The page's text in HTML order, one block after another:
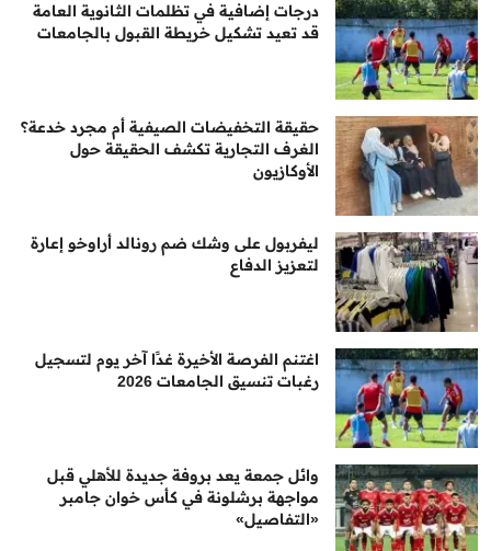
درجات إضافية في تظلمات الثانوية العامة
قد تعيد تشكيل خريطة القبول بالجامعات
حقيقة التخفيضات الصيفية أم مجرد خدعة؟
الغرف التجارية تكشف الحقيقة حول
الأوكازيون
ليفربول على وشك ضم رونالد أراوخو إعارة
لتعزيز الدفاع
اغتنم الفرصة الأخيرة غدًا آخر يوم لتسجيل
رغبات تنسيق الجامعات 2026
وائل جمعة يعد بروفة جديدة للأهلي قبل
مواجهة برشلونة في كأس خوان جامبر
«التفاصيل»